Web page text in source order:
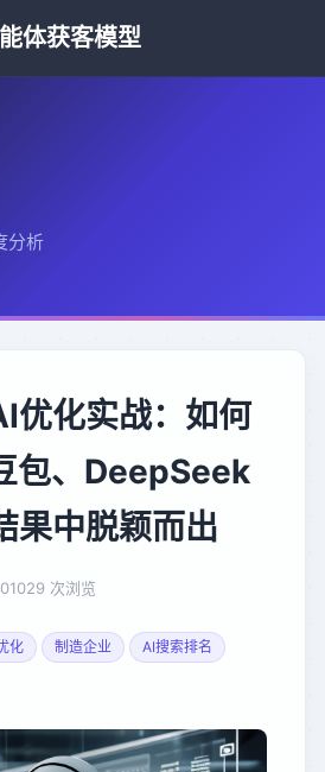
体获客模型
分析
优化实战：如何
包、DeepSeek
果中脱颖而出
1029 次浏览
化 制造企业
AI搜索排名